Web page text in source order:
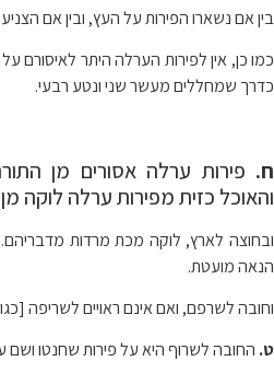
בין אם נשארו הפירות על העץ, ובין אם
כמו כן, אין לפירות הערלה היתר לאיסורם על
כדרך שמחללים מעשר שני ונטע רבעי.
ח. פירות ערלה אסורים מן
והאוכל כזית מפירות ערלה לוקה
ובחוצה לארץ, לוקה מכת מרדות מדבריהם.
הנאה מועטת.
וחובה לשרפם, ואם אינם ראויים לשריפה
ט. החובה לשרוף היא על פירות שחנטו ושם